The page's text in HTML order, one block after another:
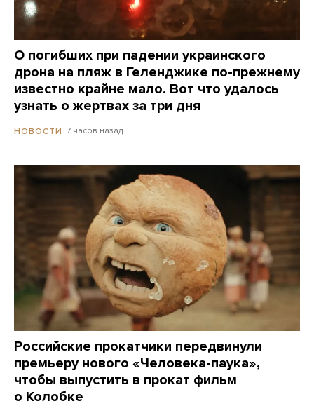
О погибших при падении украинского
дрона на пляж в Геленджике по-прежнему
известно крайне мало. Вот что удалось
узнать о жертвах за три дня
НОВОСТИ 7 часов назад
Российские прокатчики передвинули
премьеру нового «Человека-паука»,
чтобы выпустить в прокат фильм
о Колобке